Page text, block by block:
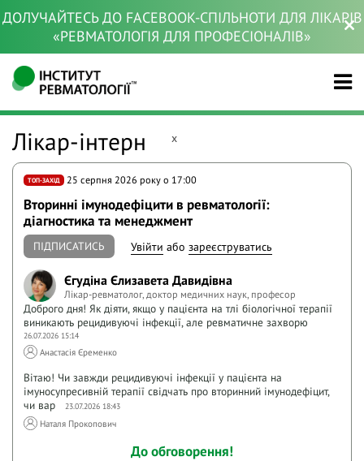
ДОЛУЧАЙТЕСЬ ДО FACEBOOK-СПІЛЬНОТИ ДЛЯ ЛІКАРІВ
«РЕВМАТОЛОГІЯ ДЛЯ ПРОФЕСІОНАЛІВ»
Лікар-інтерн x
ТОП-ЗАХІД 25 серпня 2026 року o 17:00
Вторинні імунодефіцити в ревматології:
діагностика та менеджмент
ПІДПИСАТИСЬ Увійти або зареєструватись
Єгудіна Єлизавета Давидівна
Лікар-ревматолог, доктор медичних наук, професор
Доброго дня! Як діяти, якщо у пацієнта на тлі біологічної терапії
виникають рецидивуючі інфекції, але ревматичне захворю
26.07.2026 15:14
Анастасія Єременко
Вітаю! Чи завжди рецидивуючі інфекції у пацієнта на
імуносупресивній терапії свідчать про вторинний імунодефіцит,
чи вар
23.07.2026 18:43
Наталя Прокопович
До обговорення!